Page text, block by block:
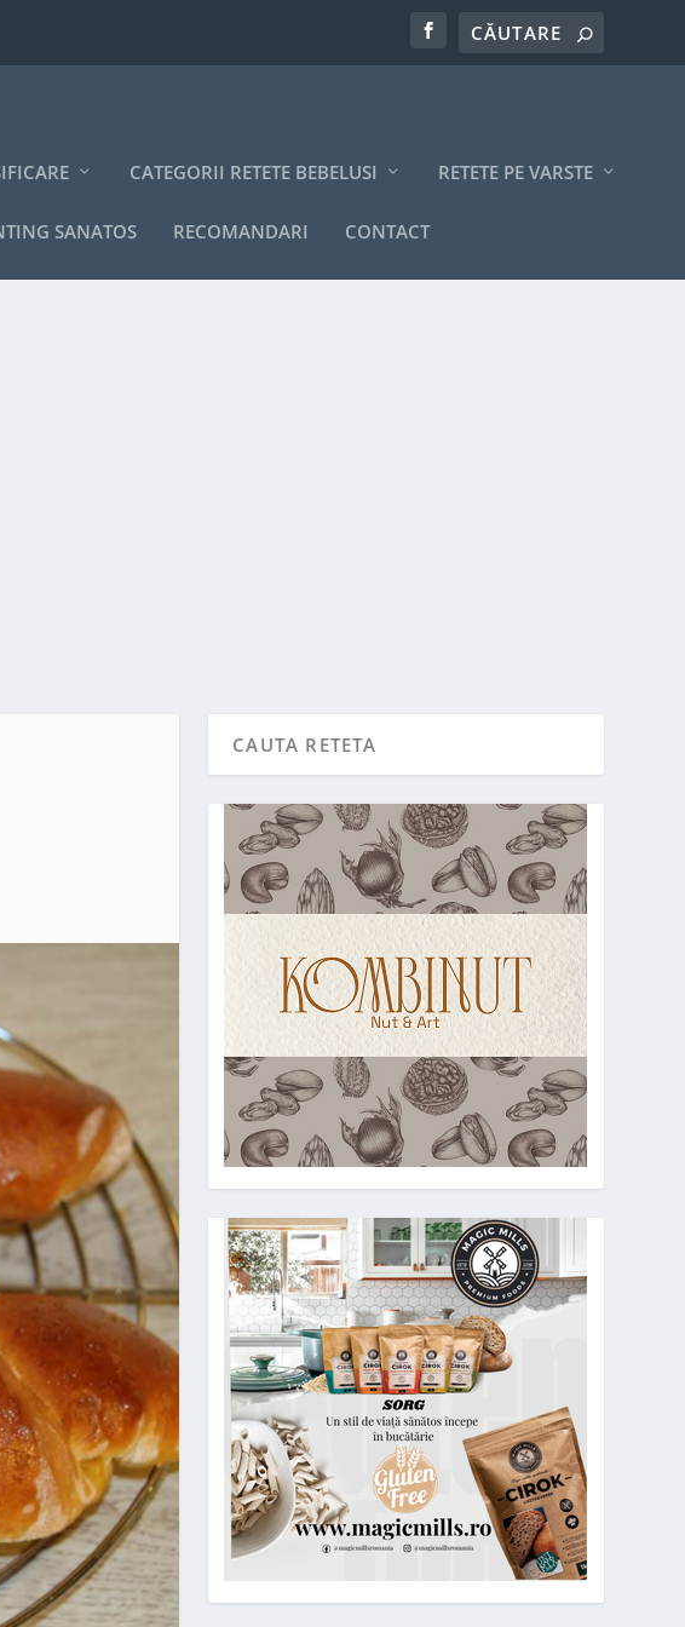
CATEGORII RETETE BEBELUSI RETETE PE VARSTE
SANATOS RECOMANDARI CONTACT